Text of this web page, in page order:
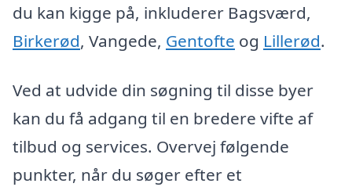
du kan kigge på, inkluderer Bagsværd,
Birkerød, Vangede, Gentofte og Lillerød.
Ved at udvide din søgning til disse byer
kan du få adgang til en bredere vifte af
tilbud og services. Overvej følgende
punkter, når du søger efter et